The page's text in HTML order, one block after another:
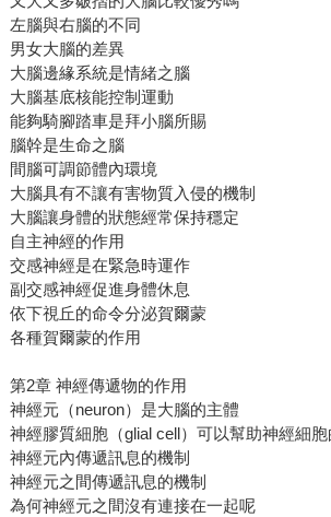
左腦與右腦的不同
男女大腦的差異
大腦邊緣系統是情緒之腦
大腦基底核能控制運動
能夠騎腳踏車是拜小腦所賜
腦幹是生命之腦
間腦可調節體內環境
大腦具有不讓有害物質入侵的機制
大腦讓身體的狀態經常保持穩定
自主神經的作用
交感神經是在緊急時運作
副交感神經促進身體休息
依下視丘的命令分泌賀爾蒙
各種賀爾蒙的作用
第2章 神經傳遞物的作用
神經元（neuron）是大腦的主體
神經膠質細胞（glial cell）可以幫助神經細胞
神經元內傳遞訊息的機制
神經元之間傳遞訊息的機制
為何神經元之間沒有連接在一起呢